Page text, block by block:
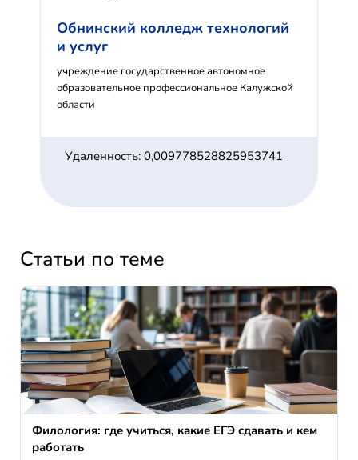
Обнинский колледж технологий
и услуг
учреждение государственное автономное
образовательное профессиональное Калужской
области
Удаленность: 0,009778528825953741
Статьи по теме
Филология: где учиться, какие ЕГЭ сдавать и кем
работать